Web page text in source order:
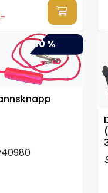
-50 %